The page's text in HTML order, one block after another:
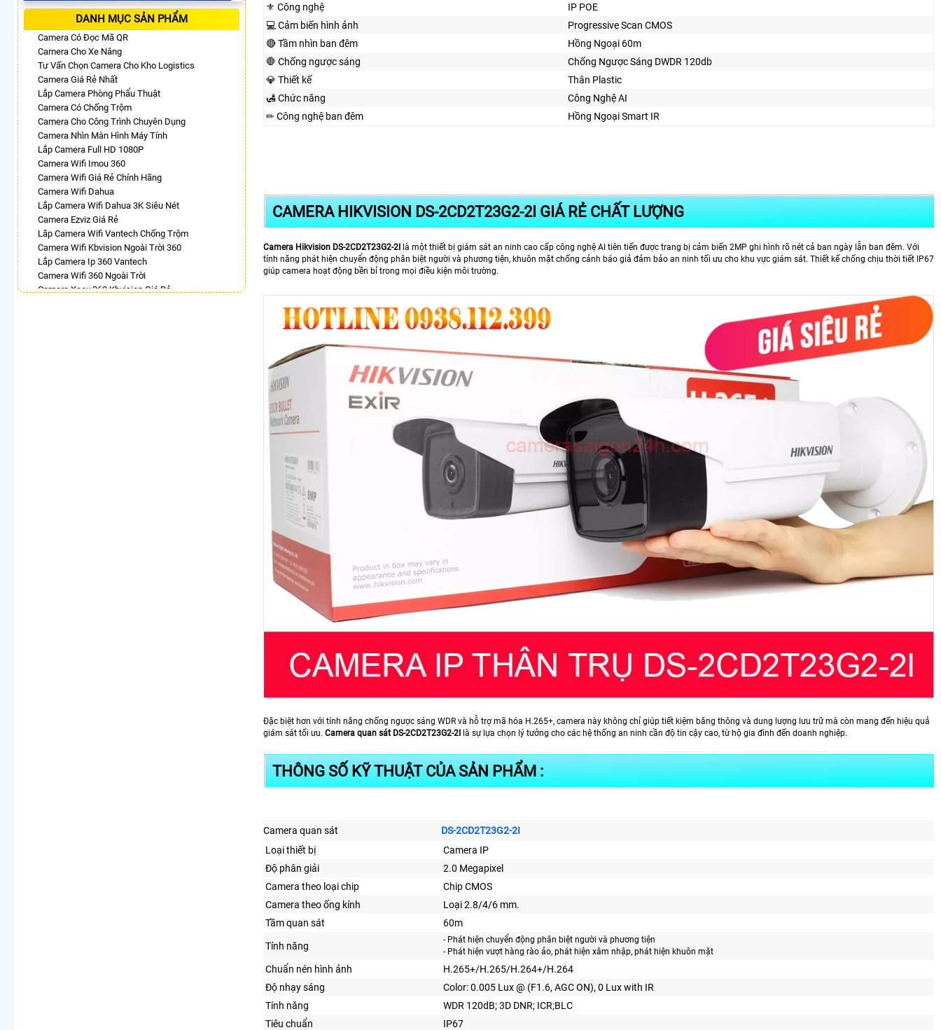
DANH MỤC SẢN PHẨM
Camera Có Đọc Mã QR
Camera Cho Xe Nâng
Tư Vấn Chọn Camera Cho Kho Logistics
Camera Giá Rẻ Nhất
Lắp Camera Phòng Phẩu Thuật
Camera Có Chống Trộm
Camera Cho Công Trình Chuyên Dụng
Camera Nhìn Màn Hình Máy Tính
Lắp Camera Full HD 1080P
Camera Wifi Imou 360
Camera Wifi Giá Rẻ Chính Hãng
Camera Wifi Dahua
Lắp Camera Wifi Dahua 3K Siêu Nét
Camera Ezviz Giá Rẻ
Lăp Camera Wifi Vantech Chống Trộm
Camera Wifi Kbvision Ngoài Trời 360
Lắp Camera Ip 360 Vantech
Camera Wifi 360 Ngoài Trời
Camera Xoay 360 Kbvision Giá Rẻ
⚜️ Công nghệ
IP POE
💻 Cảm biến hình ảnh
Progressive Scan CMOS
🔴 Tầm nhìn ban đêm
Hồng Ngoại 60m
🛑 Chống ngược sáng
Chống Ngược Sáng DWDR 120db
💎 Thiết kế
Thân Plastic
🛃 Chức năng
Công Nghệ AI
✏ Công nghệ ban đêm
Hồng Ngoại Smart IR
CAMERA HIKVISION DS-2CD2T23G2-2I GIÁ RẺ CHẤT LƯỢNG
Camera Hikvision DS-2CD2T23G2-2I
là một thiết bị giám sát an ninh cao cấp công nghệ AI tiên tiến được trang bị cảm biến 2MP ghi hình rõ nét cả ban ngày lẫn ban đêm. Với
tính năng phát hiện chuyển động phân biệt người và phương tiện, khuôn mặt chống cảnh báo giả đảm bảo an ninh tối ưu cho khu vực giám sát. Thiết kế chống chịu thời tiết IP67
giúp camera hoạt động bền bỉ trong mọi điều kiện môi trường.
Đặc biệt hơn với tính năng chống ngược sáng WDR và hỗ trợ mã hóa H.265+, camera này không chỉ giúp tiết kiệm băng thông và dung lượng lưu trữ mà còn mang đến hiệu quả
giám sát tối ưu. Camera quan sát DS-2CD2T23G2-2I là sự lựa chọn lý tưởng cho các hệ thống an ninh cần độ tin cậy cao, từ hộ gia đình đến doanh nghiệp.
THÔNG SỐ KỸ THUẬT CỦA SẢN PHẨM :
Camera quan sát
DS-2CD2T23G2-2I
Loại thiết bị
Camera IP
Độ phân giải
2.0 Megapixel
Camera theo loại chip
Chip CMOS
Camera theo ống kính
Loại 2.8/4/6 mm.
Tầm quan sát
60m
Tính năng
- Phát hiện chuyển động phân biệt người và phương tiện
- Phát hiện vượt hàng rào ảo, phát hiện xâm nhập, phát hiện khuôn mặt
Chuẩn nén hình ảnh
H.265+/H.265/H.264+/H.264
Độ nhạy sáng
Color: 0.005 Lux @ (F1.6, AGC ON), 0 Lux with IR
Tính năng
WDR 120dB; 3D DNR; ICR;BLC
Tiêu chuẩn
IP67